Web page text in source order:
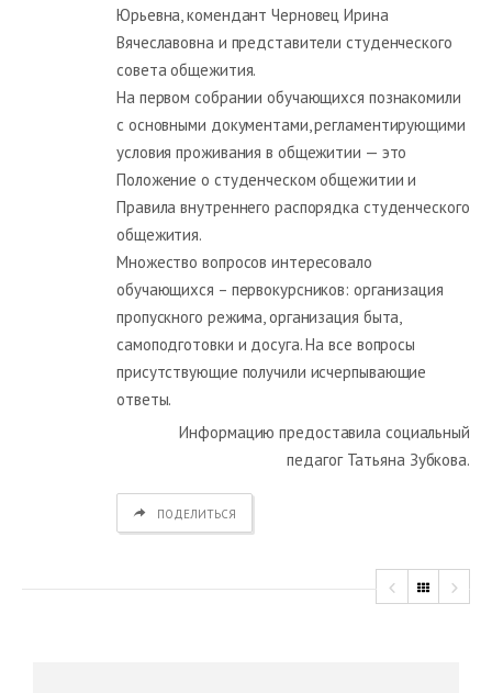
Юрьевна, комендант Черновец Ирина
Вячеславовна и представители студенческого
совета общежития.
На первом собрании обучающихся познакомили
с основными документами, регламентирующими
условия проживания в общежитии — это
Положение о студенческом общежитии и
Правила внутреннего распорядка студенческого
общежития.
Множество вопросов интересовало
обучающихся – первокурсников: организация
пропускного режима, организация быта,
самоподготовки и досуга. На все вопросы
присутствующие получили исчерпывающие
ответы.
Информацию предоставила социальный
педагог Татьяна Зубкова.
ПОДЕЛИТЬСЯ